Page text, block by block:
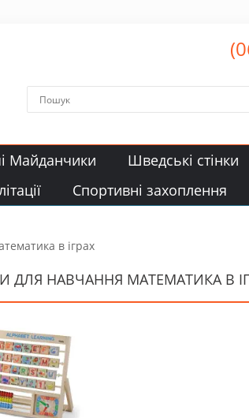
Майданчики Шведські стінки
Спортивні захоплення
в іграх
ДЛЯ НАВЧАННЯ МАТЕМАТИКА В